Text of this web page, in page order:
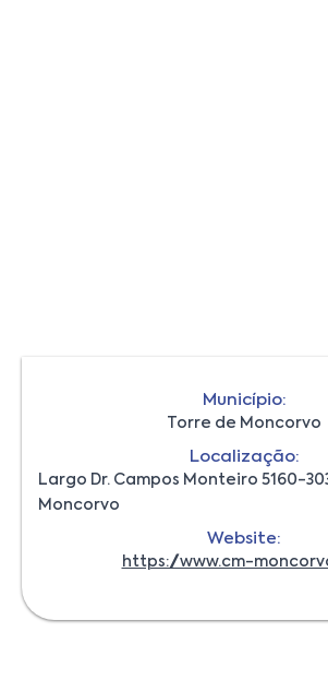
Município:
Torre de Moncorvo
Localização:
Largo Dr. Campos Monteiro 5160-
Moncorvo
Website:
https://www.cm-